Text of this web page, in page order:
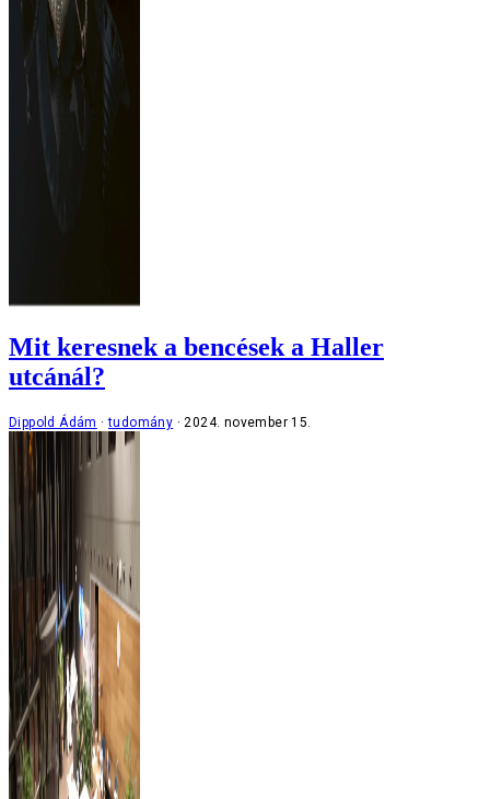
Mit keresnek a bencések a Haller
utcánál?
Dippold Ádám tudomány 2024. november 15.